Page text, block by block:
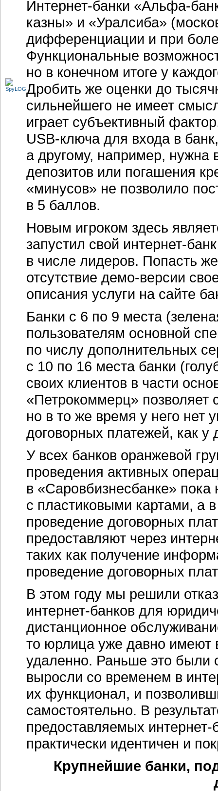
Интернет-банки «Альфа-
казны» и «Уралсиба»
дифференциации и при
Функциональные
но в конечном итоге у
Дробить же оценки до
сильнейшего не имеет
играет субъективный
USB-ключадля входа в
а другому, например, нужна
депозитов или погашения
«минусов» не позволило
в 5 баллов.
Новым игроком здесь
запустил свой интернет-банк
в числе лидеров. Попасть
отсутствие демо-версии
описания услуги на сайте
Банки с 6 по 9 места
пользователям основной
по числу дополнительных
с 10 по 16 места банки
своих клиентов в части
«Петрокоммерц»
но в то же время у него нет
договорных платежей, как у
У всех банков оранжевой
проведения активных
в «Саровбизнесбанке»
с пластиковыми картами, а
проведение договорных
предоставляют через
таких как получение
проведение договорных
В этом году мы решили
интернет-банков для
дистанционное
то юрлица уже давно имеют
удаленно. Раньше это были
выросли со временем в
их функционал, и
самостоятельно. В
предоставляемых
практически идентичен и
Крупнейшие банки,